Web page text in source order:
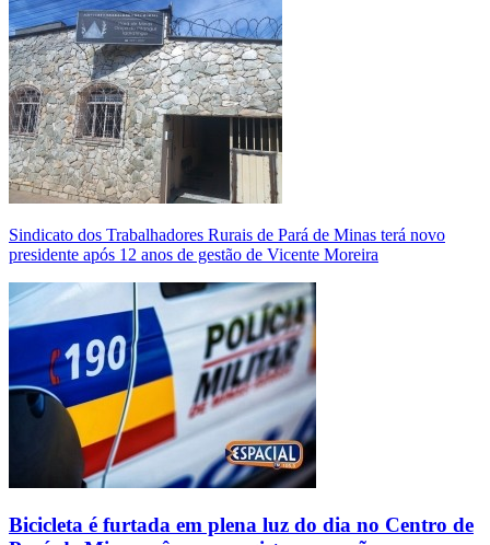
Sindicato dos Trabalhadores Rurais de Pará de Minas terá novo
presidente após 12 anos de gestão de Vicente Moreira
Bicicleta é furtada em plena luz do dia no Centro de